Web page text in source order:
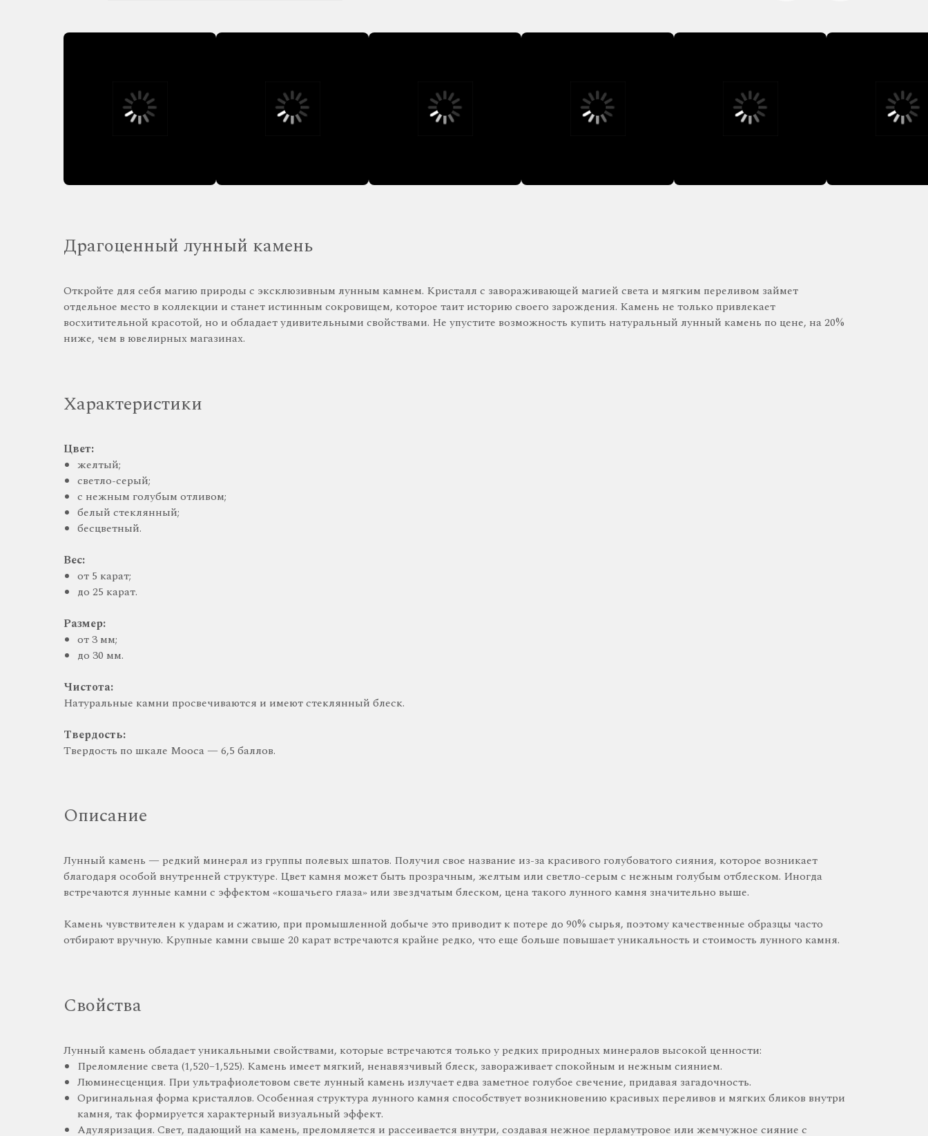
Драгоценный лунный камень
Откройте для себя магию природы с эксклюзивным лунным камнем. Кристалл с завораживающей магией света и мягким переливом займет
отдельное место в коллекции и станет истинным сокровищем, которое таит историю своего зарождения. Камень не только привлекает
восхитительной красотой, но и обладает удивительными свойствами. Не упустите возможность купить натуральный лунный камень по цене, на 20%
ниже, чем в ювелирных магазинах.
Характеристики
Цвет:
желтый;
светло-серый;
с нежным голубым отливом;
белый стеклянный;
бесцветный.
Вес:
от 5 карат;
до 25 карат.
Размер:
от 3 мм;
до 30 мм.
Чистота:
Натуральные камни просвечиваются и имеют стеклянный блеск.
Твердость:
Твердость по шкале Мооса — 6,5 баллов.
Описание
Лунный камень — редкий минерал из группы полевых шпатов. Получил свое название из-за красивого голубоватого сияния, которое возникает
благодаря особой внутренней структуре. Цвет камня может быть прозрачным, желтым или светло-серым с нежным голубым отблеском. Иногда
встречаются лунные камни с эффектом «кошачьего глаза» или звездчатым блеском, цена такого лунного камня значительно выше.
Камень чувствителен к ударам и сжатию, при промышленной добыче это приводит к потере до 90% сырья, поэтому качественные образцы часто
отбирают вручную. Крупные камни свыше 20 карат встречаются крайне редко, что еще больше повышает уникальность и стоимость лунного камня.
Свойства
Лунный камень обладает уникальными свойствами, которые встречаются только у редких природных минералов высокой ценности:
Преломление света (1,520–1,525). Камень имеет мягкий, ненавязчивый блеск, завораживает спокойным и нежным сиянием.
Люминесценция. При ультрафиолетовом свете лунный камень излучает едва заметное голубое свечение, придавая загадочность.
Оригинальная форма кристаллов. Особенная структура лунного камня способствует возникновению красивых переливов и мягких бликов внутри
камня, так формируется характерный визуальный эффект.
Адуляризация. Свет, падающий на камень, преломляется и рассеивается внутри, создавая нежное перламутровое или жемчужное сияние с